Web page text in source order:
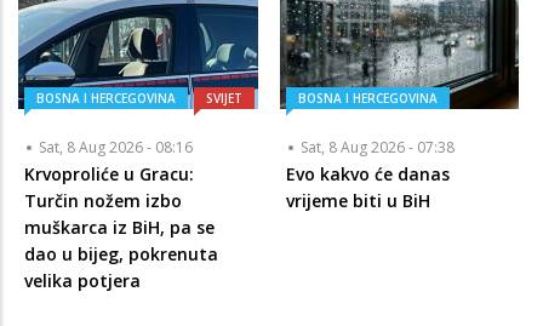
BOSNA I HERCEGOVINA SVIJET
Sat, 8 Aug 2026 - 08:16
Krvoproliće u Gracu:
Turčin nožem izbo
muškarca iz BiH, pa se
dao u bijeg, pokrenuta
velika potjera
BOSNA I HERCEGOVINA
Sat, 8 Aug 2026 - 07:38
Evo kakvo će danas
vrijeme biti u BiH